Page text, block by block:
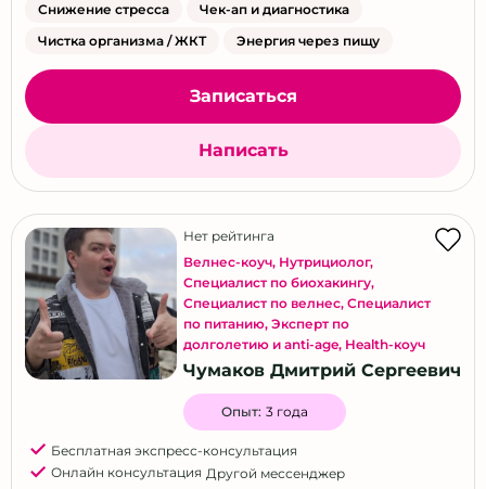
Снижение стресса
Чек-ап и диагностика
Чистка организма / ЖКТ
Энергия через пищу
Записаться
Написать
Нет рейтинга
Велнес-коуч, Нутрициолог,
Специалист по биохакингу,
Специалист по велнес, Специалист
по питанию, Эксперт по
долголетию и anti-age, Health-коуч
Чумаков Дмитрий Сергеевич
Опыт: 3 года
Бесплатная экспресс-консультация
Онлайн консультация Другой мессенджер